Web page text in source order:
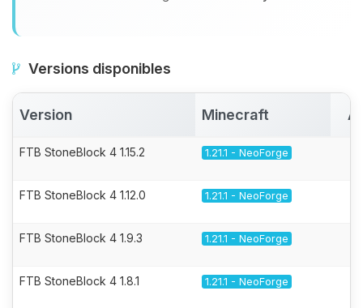
Versions disponibles
Version Minecraft
FTB StoneBlock 4 1.15.2 1.21.1 - NeoForge
FTB StoneBlock 4 1.12.0 1.21.1 - NeoForge
FTB StoneBlock 4 1.9.3 1.21.1 - NeoForge
FTB StoneBlock 4 1.8.1 1.21.1 - NeoForge